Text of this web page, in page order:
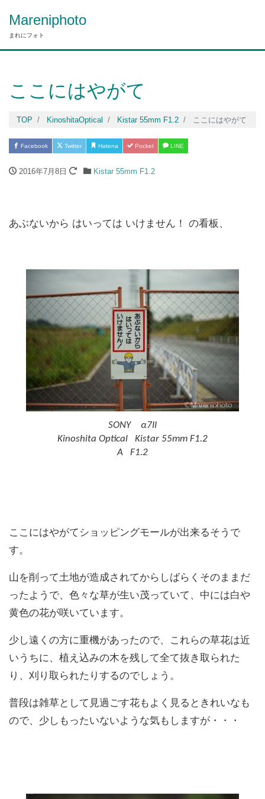
Mareniphoto
まれにフォト
ここにはやがて
TOP KinoshitaOptical Kistar 55mm F1.2 ここにはやがて
Facebook Twitter Hatena Pocket LINE
2016年7月8日 Kistar 55mm F1.2
あぶないから はいっては いけません！ の看板、
SONY α7II
Kinoshita Optical Kistar 55mm F1.2
A F1.2
ここにはやがてショッピングモールが出来るそうで
す。
山を削って土地が造成されてからしばらくそのままだ
ったようで、色々な草が生い茂っていて、中には白や
黄色の花が咲いています。
少し遠くの方に重機があったので、これらの草花は近
いうちに、植え込みの木を残して全て抜き取られた
り、刈り取られたりするのでしょう。
普段は雑草として見過ごす花もよく見るときれいなも
ので、少しもったいないような気もしますが・・・